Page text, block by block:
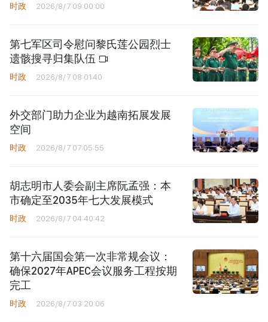
时政 2026/8/7 09:00:00
第七军区司令慰问黎氏莲公园烈士
遗骸搜寻归集队伍
时政 2026/8/7 08:01:40
外交部门助力企业为越南拓展发展
空间
时政 2026/8/7 07:05:55
胡志明市人委会副主席阮孟强：本
市确定至2035年七大发展模式
时政 2026/8/7 04:40:42
第十六届国会第一次非常规会议：
确保2027年APEC会议服务工程按期
完工
时政 2026/8/7 03:20:06